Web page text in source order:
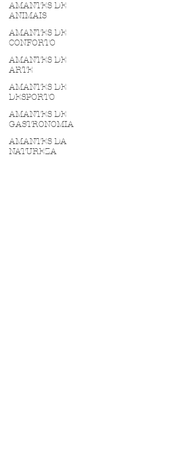
AMANTES DE
ANIMAIS
AMANTES DE
CONFORTO
AMANTES DE
ARTE
AMANTES DE
DESPORTO
AMANTES DE
GASTRONOMIA
AMANTES DA
NATUREZA